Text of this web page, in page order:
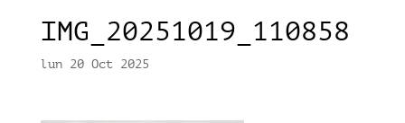
IMG_20251019_110858
lun 20 Oct 2025